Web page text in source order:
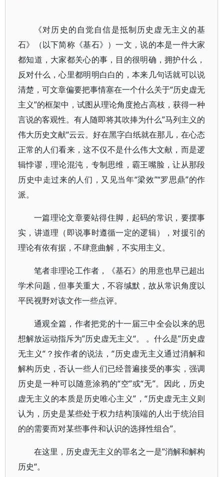
《对历史的自觉自信是抵制历史虚无主义的基
石》（以下简称《基石》）一文，说的本是一件大家
都知道，大家都关心的事，目的很明确，拥护什么，
反对什么，心里都明明白白的，本来几句话就可以说
清楚，可文章偏要把事情塞在一个什么关于“历史虚无
主义”的框架中，试图从理论角度抢占高枝，获得一种
言说的客观性。有人随即将其吹捧为什么”马列主义的
伟大历史文献“云云。好在黑字白纸就在那儿，在心态
正常的人们看来，这不仅不是什么伟大文献，而是逻
辑悖谬，理论混沌，专制思维，霸王嘴脸，让从那段
历史中走过来的人们，又见当年“梁效”“罗思鼎”的作
派。
一篇理论文章要站得住脚，起码的常识，要摆事
实，讲道理（即说事时遵循一定的逻辑），对援引的
理论有依有据，不肆意曲解，不实用主义。
笔者非理论工作者，《基石》的用意也早已超出
学术问题，但事关重大，不容缄默，故从常识角度以
平民视野对该文作一些点评。
通观全篇，作者把党的十一届三中全会以来的思
想解放运动指斥为”历史虚无主义“。 。什么是”历史虚
无主义“？按作者的说法，“历史虚无主义通过消解和
解构历史，否认一些人们已经普遍接受的事实，强调
历史是一种可以随意涂鸦的“空”或“无”。因此，历史
虚无主义的本质是历史唯心主义”，“历史虚无主义则
认为，历史是某些处于权力结构顶端的人出于统治目
的的需要而对某些事件和认识的选择性组合”。
在这里，历史虚无主义的罪名之一是”消解和解构
历史“。